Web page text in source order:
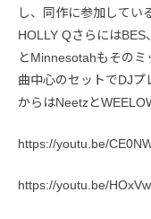
し、同作に参加してい
HOLLY Qさらには
とMinnesotahもその
曲中心のセットでDJプ
からはNeetzと
https://youtu.be/
https://youtu.be/